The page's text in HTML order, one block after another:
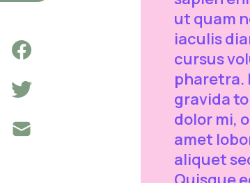
ut quam
iaculis
cursus
pharetra.
gravida
dolor mi,
amet
aliquet